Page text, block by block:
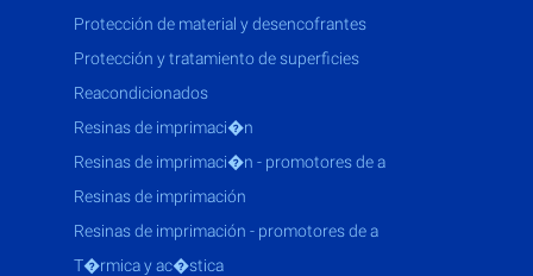
protección de material y desencofrantes
protección y tratamiento de superficies
reacondicionados
resinas de imprimaci�n
resinas de imprimaci�n - promotores de a
resinas de imprimación
resinas de imprimación - promotores de a
t�rmica y ac�stica